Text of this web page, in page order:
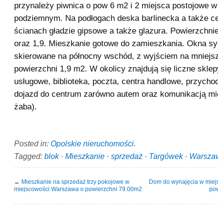
przynależy piwnica o pow 6 m2 i 2 miejsca postojowe
podziemnym. Na podłogach deska barlinecka a także
ścianach gładzie gipsowe a także glazura.
oraz 1,9. Mieszkanie gotowe do zamieszkania. Okna
skierowane na północny wschód, z wyjściem na
powierzchni 1,9 m2. W okolicy znajdują się liczne
usługowe, biblioteka, poczta, centra handlowe,
dojazd do centrum zarówno autem oraz komunikacją
żaba).
Posted in: Opolskie nieruchomości.
Tagged: blok· Mieszkanie · sprzedaż · Targówek·
← Mieszkanie na sprzedaż trzy pokojowe w
miejscowości Warszawa o powierzchni 79.00m2
Dom do wynajęcia w